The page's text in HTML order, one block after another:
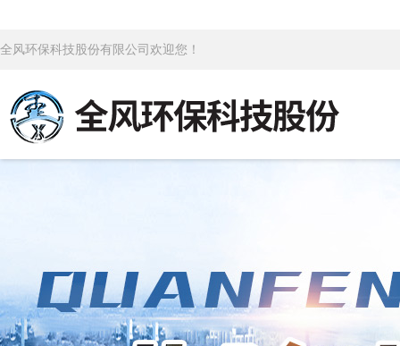
全风环保科技股份有限公司欢迎您！